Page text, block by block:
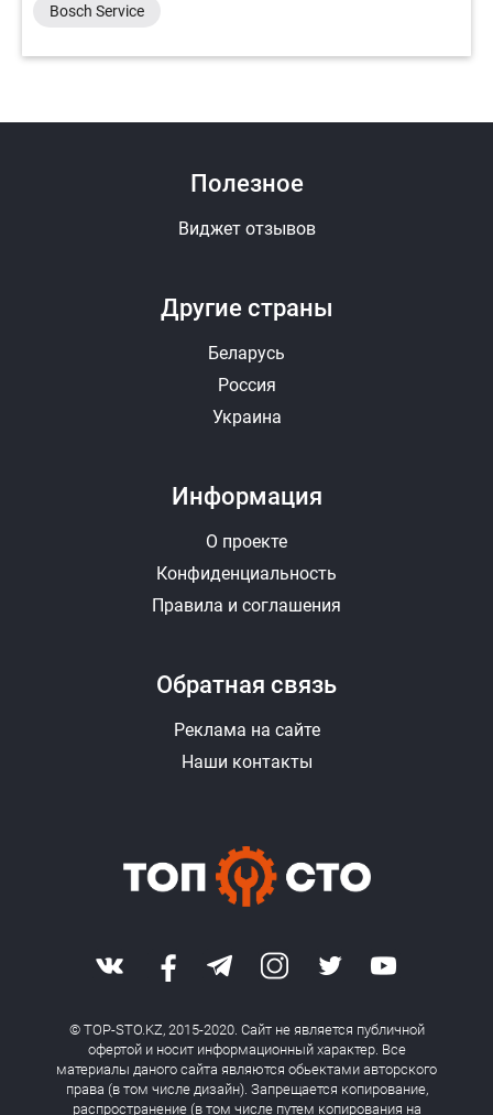
Bosch Service
Другие страны
Беларусь
Россия
Украина
Полезное
Виджет отзывов
Информация
О проекте
Конфиденциальность
Правила и соглашения
Обратная связь
Реклама на сайте
Наши контакты
© TOP-STO.KZ, 2015-2020. Сайт не является публичной
офертой и носит информационный характер. Все
материалы даного сайта являются обьектами авторского
права (в том числе дизайн). Запрещается копирование,
распространение (в том числе путем копирования на